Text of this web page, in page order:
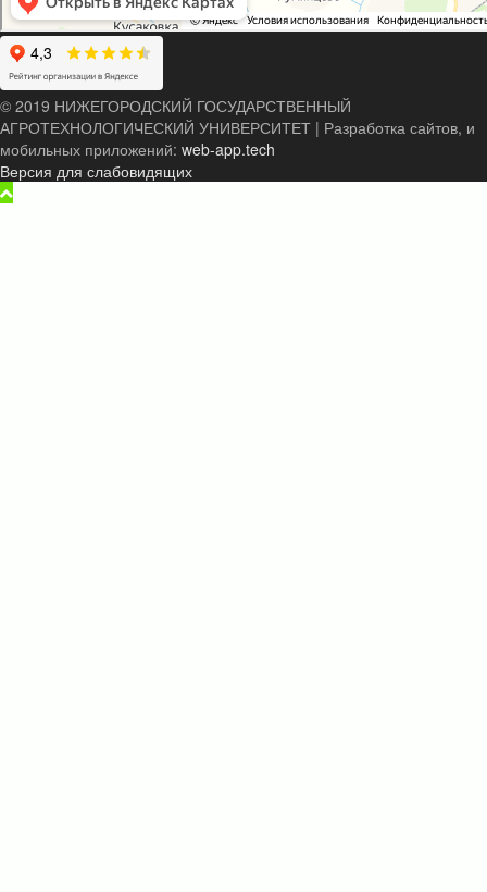
© 2019 НИЖЕГОРОДСКИЙ ГОСУДАРСТВЕННЫЙ
АГРОТЕХНОЛОГИЧЕСКИЙ УНИВЕРСИТЕТ | Разработка сайтов, и
мобильных приложений: web-app.tech
Версия для слабовидящих